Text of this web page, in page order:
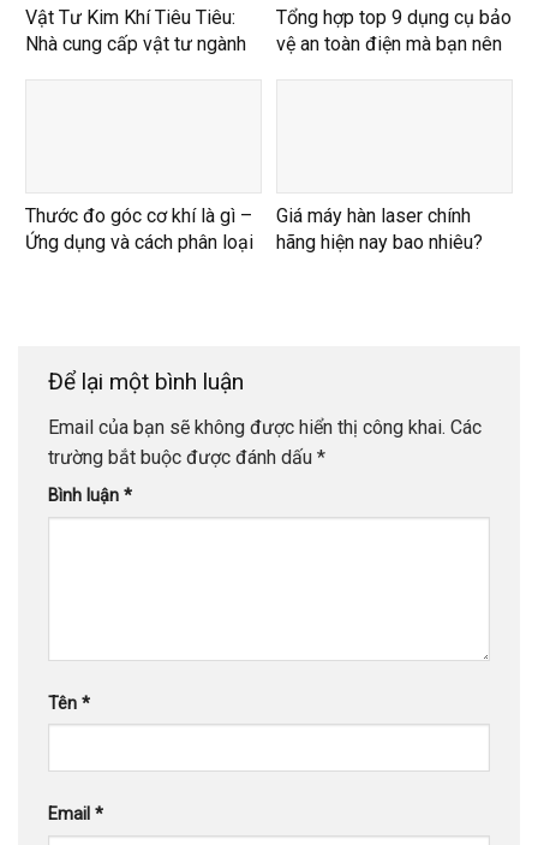
Vật Tư Kim Khí Tiêu Tiêu:
Nhà cung cấp vật tư ngành
Tổng hợp top 9 dụng cụ bảo
vệ an toàn điện mà bạn nên
Thước đo góc cơ khí là gì –
Ứng dụng và cách phân loại
Giá máy hàn laser chính
hãng hiện nay bao nhiêu?
Để lại một bình luận
Email của bạn sẽ không được hiển thị công khai. Các
trường bắt buộc được đánh dấu *
Bình luận *
Tên *
Email *